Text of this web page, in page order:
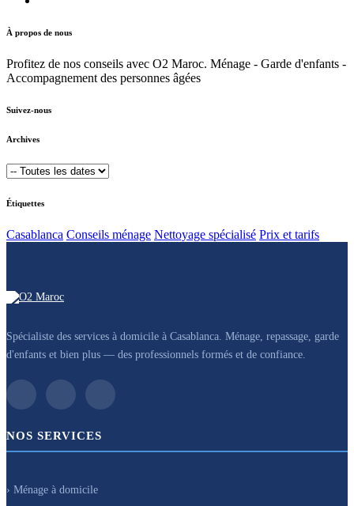
À propos de nous
Profitez de nos conseils avec O2 Maroc. Ménage - Garde d'enfants -
Accompagnement des personnes âgées
Suivez-nous
Archives
Étiquettes
Casablanca Conseils ménage Nettoyage spécialisé Prix et tarifs
Spécialiste des services à domicile à Casablanca. Ménage, repassage, garde
d'enfants et bien plus — des professionnels formés et de confiance.
NOS SERVICES
› Ménage à domicile